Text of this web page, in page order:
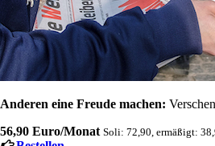
Anderen eine Freude machen:
56,90 Euro/Monat Soli: 72,90, ermäßigt: